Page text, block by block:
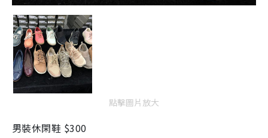
點擊圖片放大
男裝休閑鞋 $300